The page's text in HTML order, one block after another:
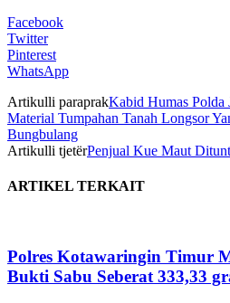
Facebook
Twitter
Pinterest
WhatsApp
Artikulli paraprakKabid Humas Polda
Material Tumpahan Tanah Longsor
Bungbulang
Artikulli tjetërPenjual Kue Maut
ARTIKEL TERKAIT
Polres Kotawaringin Timur
Bukti Sabu Seberat 333,33